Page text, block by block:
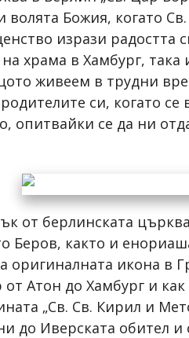
волята Божия, когато
изрази радостта
храма в Хамбург,
живеем в трудни
родителите си, когато
опитвайки се да ни
от берлинската
Беров, както и
оригиналната икона в
от Атон до Хамбург и
„Св. Св. Кирил и
до Иверската обител